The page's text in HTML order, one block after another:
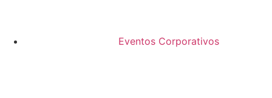
Eventos Corporativos